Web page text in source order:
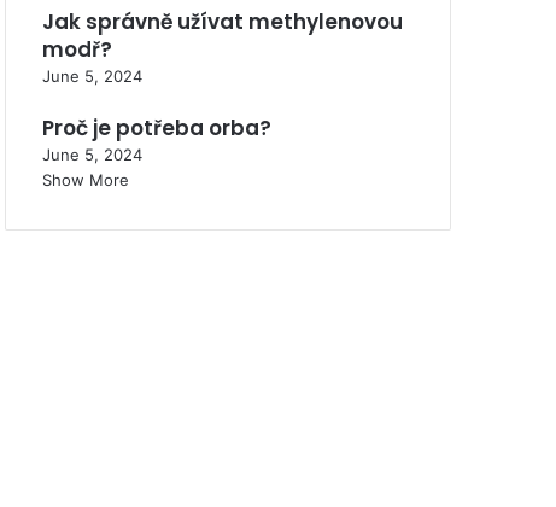
Jak správně užívat methylenovou
modř?
June 5, 2024
Proč je potřeba orba?
June 5, 2024
Show More